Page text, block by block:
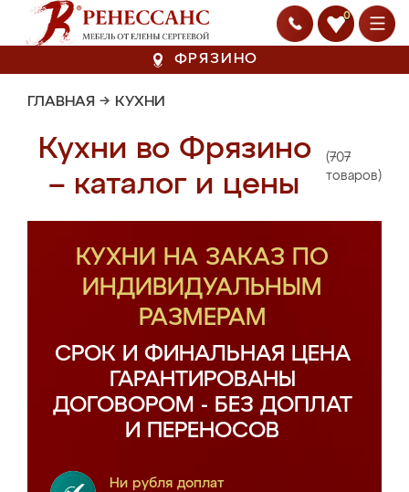
0
ФРЯЗИНО
ГЛАВНАЯ → КУХНИ
Кухни во Фрязино
– каталог и цены
(707
товаров)
КУХНИ НА ЗАКАЗ ПО
ИНДИВИДУАЛЬНЫМ
РАЗМЕРАМ
СРОК И ФИНАЛЬНАЯ ЦЕНА
ГАРАНТИРОВАНЫ
ДОГОВОРОМ - БЕЗ ДОПЛАТ
И ПЕРЕНОСОВ
Ни рубля доплат